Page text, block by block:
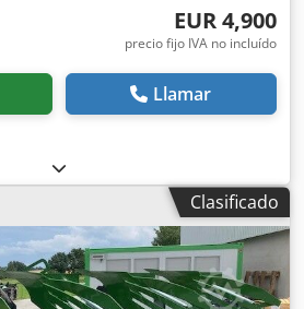
EUR 4,900
precio fijo IVA no incluído
Llamar
Clasificado